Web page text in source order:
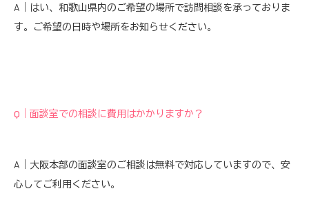
A｜はい、和歌山県内のご希望の場所で訪問相談を承っておりま
す。ご希望の日時や場所をお知らせください。
Q｜面談室での相談に費用はかかりますか？
A｜大阪本部の面談室のご相談は無料で対応していますので、安
心してご利用ください。